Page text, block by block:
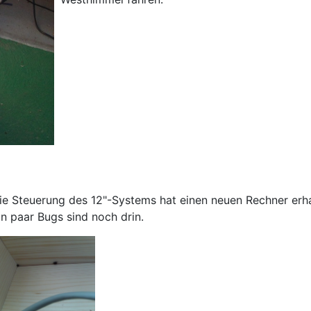
Steuerung des 12"-Systems hat einen neuen Rechner
paar Bugs sind noch drin.